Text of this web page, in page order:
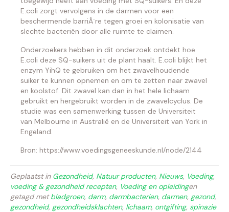
E.coli zorgt vervolgens in de darmen voor een
beschermende barriÃ¨re tegen groei en kolonisatie van
slechte bacteriën door alle ruimte te claimen.
Onderzoekers hebben in dit onderzoek ontdekt hoe
E.coli deze SQ-suikers uit de plant haalt. E.coli blijkt het
enzym YihQ te gebruiken om het zwavelhoudende
suiker te kunnen opnemen en om te zetten naar zwavel
en koolstof. Dit zwavel kan dan in het hele lichaam
gebruikt en hergebruikt worden in de zwavelcyclus. De
studie was een samenwerking tussen de Universiteit
van Melbourne in Australië en de Universiteit van York in
Engeland.
Bron: https://www.voedingsgeneeskunde.nl/node/2144
Geplaatst in Gezondheid, Natuur producten, Nieuws, Voeding,
voeding & gezondheid recepten, Voeding en opleidingen
getagd metbladgroen, darm, darmbacterien, darmen, gezond,
gezondheid, gezondheidsklachten, lichaam, ontgifting, spinazie